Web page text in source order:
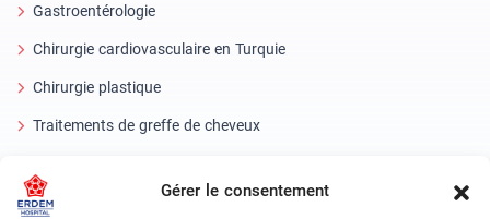
Gérer le consentement
Gastroentérologie
Chirurgie cardiovasculaire en Turquie
Chirurgie plastique
Traitements de greffe de cheveux
Oeil laser